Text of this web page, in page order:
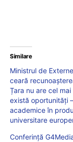
Similare
Ministrul de
ceară
Țara nu are cel
există oportunități
academice în
universitare
Conferință